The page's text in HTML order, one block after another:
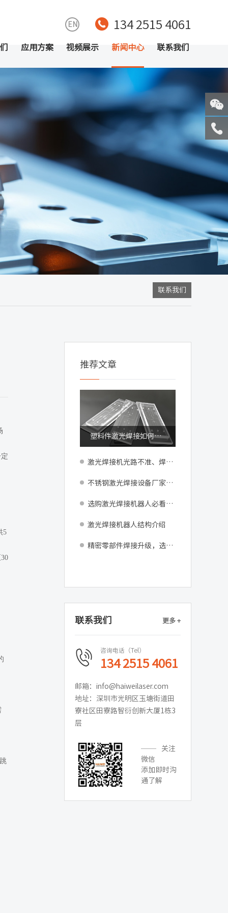
134 2515 4061
EN
应用方案 视频展示 新闻中心 联系我们
联系我们
5
推荐文章
塑料件激光焊接如何保障成品质量与良率
激光焊接机光路不准、焊点偏差如何调试修复？
不锈钢激光焊接设备厂家：告别返工困扰，助力车间产能跃升
选购激光焊接机器人必看：发那科M-10iD核心设备参数与产线适配指南
激光焊接机器人结构介绍
精密零部件焊接升级，选用精密激光焊接机器更省心
联系我们 更多 +
咨询电话（Tel）
134 2515 4061
邮箱：info@haiweilaser.com
地址：深圳市光明区玉塘街道田
寮社区田寮路智衍创新大厦1栋3
层
关注
微信
添加即时沟
通了解
关注
微信
服务
顶部